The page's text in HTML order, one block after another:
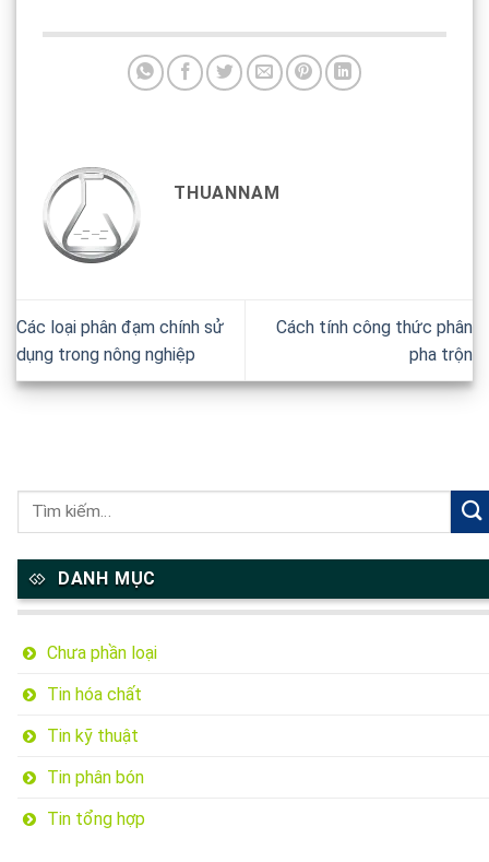
THUANNAM
Các loại phân đạm chính sử
dụng trong nông nghiệp
Cách tính công thức phân
pha trộn
DANH MỤC
Chưa phần loại
Tin hóa chất
Tin kỹ thuật
Tin phân bón
Tin tổng hợp